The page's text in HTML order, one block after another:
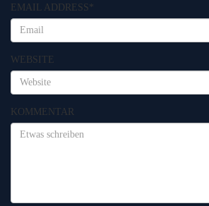
EMAIL ADDRESS*
WEBSITE
KOMMENTAR